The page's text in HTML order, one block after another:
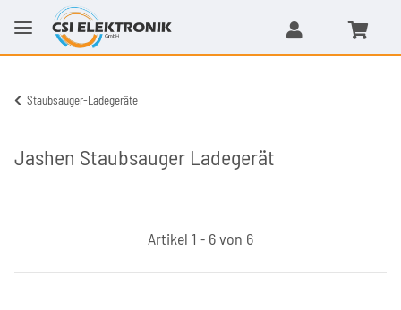
Staubsauger-Ladegeräte
Jashen Staubsauger Ladegerät
Artikel 1 - 6 von 6